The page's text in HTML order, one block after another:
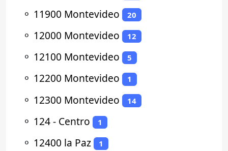
⚬ 11900 Montevideo 20
⚬ 12000 Montevideo 12
⚬ 12100 Montevideo 5
⚬ 12200 Montevideo 1
⚬ 12300 Montevideo 14
⚬ 124 - Centro 1
⚬ 12400 la Paz 1